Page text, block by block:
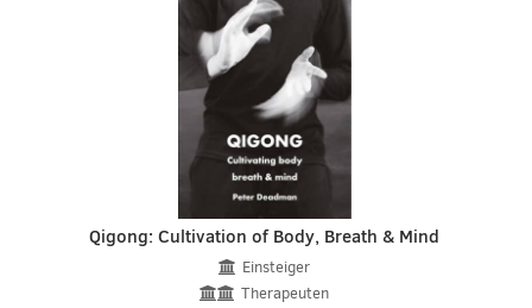
Qigong: Cultivation of Body, Breath & Mind
Einsteiger
Therapeuten